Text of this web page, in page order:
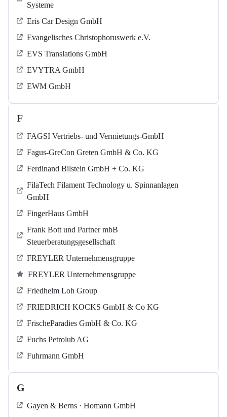
Systeme
Eris Car Design GmbH
Evangelisches Christophoruswerk e.V.
EVS Translations GmbH
EVYTRA GmbH
EWM GmbH
F
FAGSI Vertriebs- und Vermietungs-GmbH
Fagus-GreCon Greten GmbH & Co. KG
Ferdinand Bilstein GmbH + Co. KG
FilaTech Filament Technology u. Spinnanlagen
GmbH
FingerHaus GmbH
Frank Bott und Partner mbB
Steuerberatungsgesellschaft
FREYLER Unternehmensgruppe
FREYLER Unternehmensgruppe
Friedhelm Loh Group
FRIEDRICH KOCKS GmbH & Co KG
FrischeParadies GmbH & Co. KG
Fuchs Petrolub AG
Fuhrmann GmbH
G
Gayen & Berns · Homann GmbH